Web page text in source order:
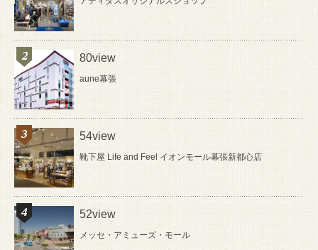
80view
aune幕張
54view
靴下屋 Life and Feel イオンモール幕張新都心店
52view
メッセ・アミューズ・モール